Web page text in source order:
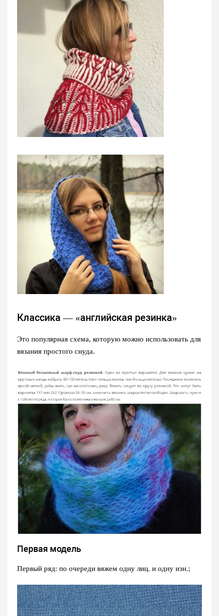
Классика — «английская резинка»
Это популярная схема, которую можно использовать для
вязания простого снуда.
Первая модель
Первый ряд: по очереди вяжем одну лиц. и одну изн.;